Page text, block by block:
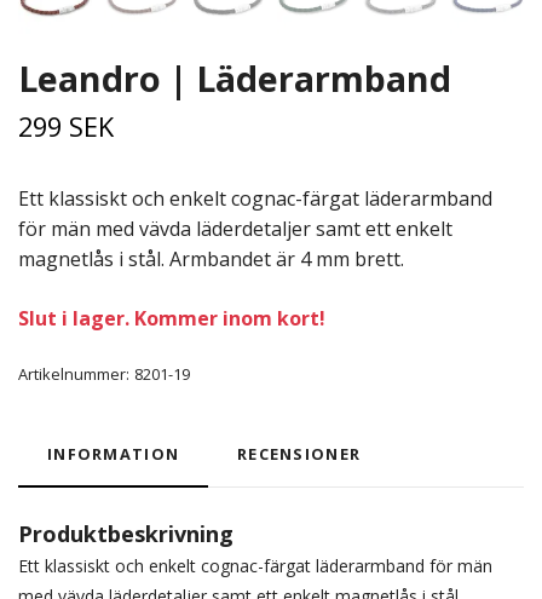
Leandro | Läderarmband
299 SEK
Ett klassiskt och enkelt cognac-färgat läderarmband
för män med vävda läderdetaljer samt ett enkelt
magnetlås i stål. Armbandet är 4 mm brett.
Slut i lager. Kommer inom kort!
Artikelnummer: 8201-19
INFORMATION RECENSIONER
Produktbeskrivning
Ett klassiskt och enkelt cognac-färgat läderarmband för män